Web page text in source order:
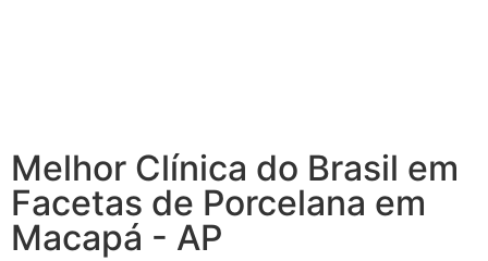
Melhor Clínica do Brasil em
Facetas de Porcelana em
Macapá - AP